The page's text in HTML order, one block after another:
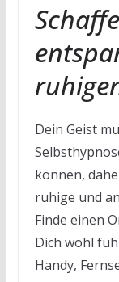
Dein Geist
können,
ruhige und
Finde einen
Dich wohl
Handy,